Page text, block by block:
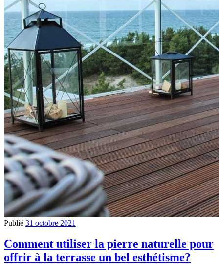
Publié 31 octobre 2021
Comment utiliser la pierre naturelle pour
offrir à la terrasse un bel esthétisme?